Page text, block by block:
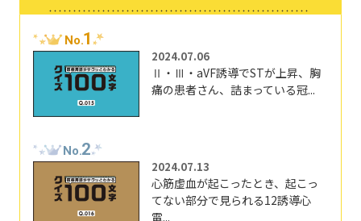
No.1
2024.07.06
Ⅱ・Ⅲ・aVF誘導でSTが上昇、胸
痛の患者さん、詰まっている冠...
No.2
2024.07.13
心筋虚血が起こったとき、起こっ
てない部分で見られる12誘導心
電...